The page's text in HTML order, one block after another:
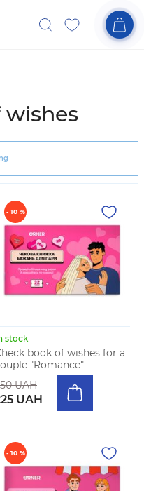
wishes
- 10 %
stock
book of wishes for a
"Romance"
UAH
UAH
- 10 %